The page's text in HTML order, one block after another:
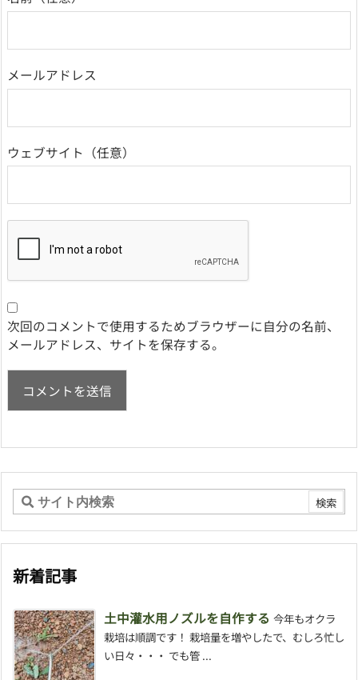
メールアドレス
ウェブサイト
次回のコメントで使用するためブラウザーに自分の名前、
メールアドレス、サイトを保存する。
新着記事
土中灌水用ノズルを自作する 今年もオクラ
栽培は順調です！ 栽培量を増やしたで、むしろ忙し
い日々・・・ でも管 ...